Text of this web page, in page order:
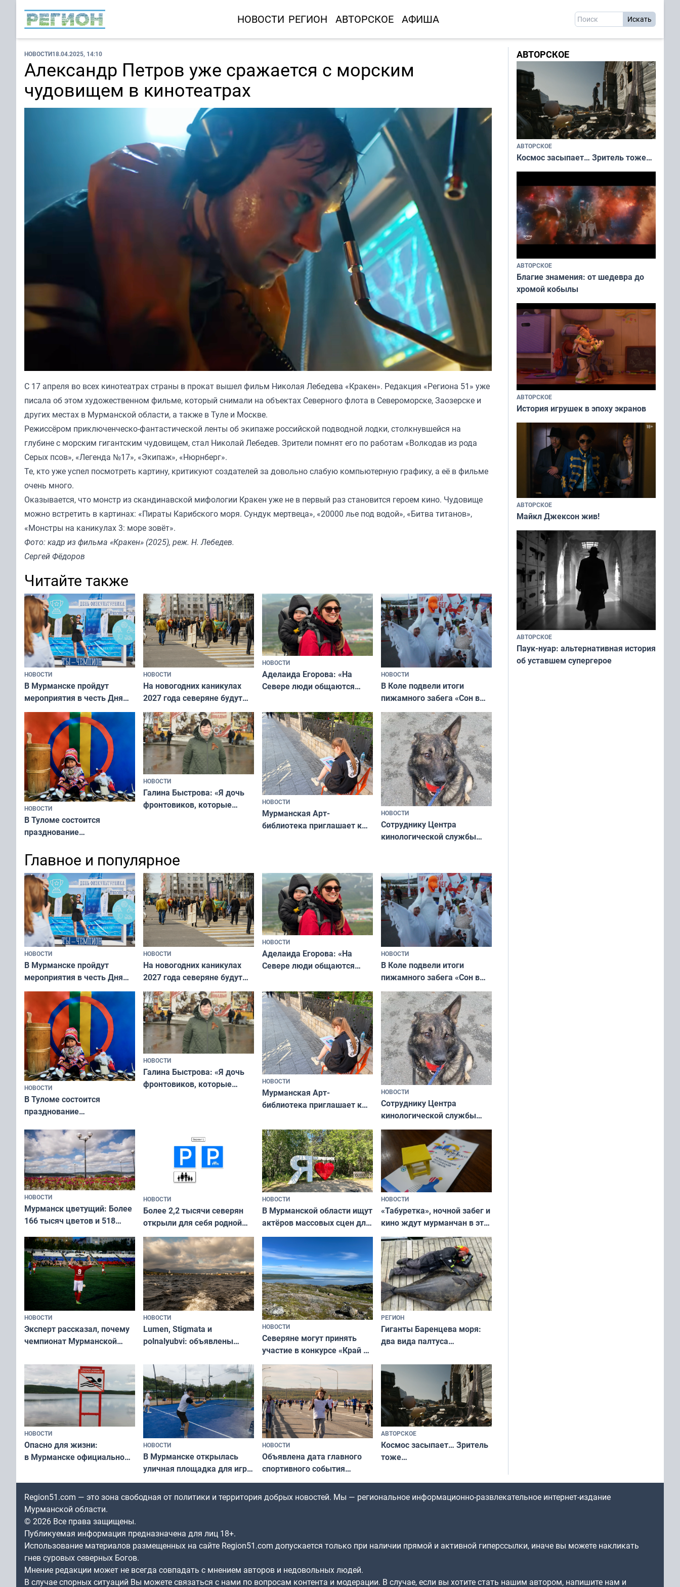
НОВОСТИ РЕГИОН АВТОРСКОЕ АФИША
НОВОСТИ18.04.2025, 14:10
Александр Петров уже сражается с морским
чудовищем в кинотеатрах
С 17 апреля во всех кинотеатрах страны в прокат вышел фильм Николая Лебедева «Кракен». Редакция «Региона 51» уже
писала об этом художественном фильме, который снимали на объектах Северного флота в Североморске, Заозерске и
других местах в Мурманской области, а также в Туле и Москве.
Режиссёром приключенческо-фантастической ленты об экипаже российской подводной лодки, столкнувшейся на
глубине с морским гигантским чудовищем, стал Николай Лебедев. Зрители помнят его по работам «Волкодав из рода
Серых псов», «Легенда №17», «Экипаж», «Нюрнберг».
Те, кто уже успел посмотреть картину, критикуют создателей за довольно слабую компьютерную графику, а её в фильме
очень много.
Оказывается, что монстр из скандинавской мифологии Кракен уже не в первый раз становится героем кино. Чудовище
можно встретить в картинах: «Пираты Карибского моря. Сундук мертвеца», «20000 лье под водой», «Битва титанов»,
«Монстры на каникулах 3: море зовёт».
Фото: кадр из фильма «Кракен» (2025), реж. Н. Лебедев.
Сергей Фёдоров
Читайте также
НОВОСТИ
В Мурманске пройдут
мероприятия в честь Дня
физкультурника
НОВОСТИ
На новогодних каникулах
2027 года северяне будут
отдыхать 11 дней
НОВОСТИ
Аделаида Егорова: «На
Севере люди общаются
а потому что
ты им интересен»
НОВОСТИ
В Коле подвели итоги
пижамного забега «Сон в
Олимпийскую ночь»
НОВОСТИ
В Туломе состоится
празднование
коренных народов мира
НОВОСТИ
Галина Быстрова: «Я дочь
фронтовиков, которые
НОВОСТИ
Мурманская Арт-
библиотека приглашает к
НОВОСТИ
Сотруднику Центра
кинологической службы
Главное и популярное
НОВОСТИ
В Мурманске пройдут
мероприятия в честь Дня
физкультурника
НОВОСТИ
На новогодних каникулах
2027 года северяне будут
отдыхать 11 дней
НОВОСТИ
Аделаида Егорова: «На
Севере люди общаются
а потому что
ты им интересен»
НОВОСТИ
В Коле подвели итоги
пижамного забега «Сон в
Олимпийскую ночь»
НОВОСТИ
В Туломе состоится
празднование
коренных народов мира
НОВОСТИ
Галина Быстрова: «Я дочь
фронтовиков, которые
НОВОСТИ
Мурманская Арт-
библиотека приглашает к
и фотографов
НОВОСТИ
Сотруднику Центра
кинологической службы
ищут новый дом
НОВОСТИ
Мурманск цветущий: Более
166 тысяч цветов и 518
НОВОСТИ
Более 2,2 тысячи северян
открыли для себя родной
край в рамках проекта
«Туризм для своих»
НОВОСТИ
В Мурманской области ищут
актёров массовых сцен для
съёмок в
короткометражном фильме
НОВОСТИ
«Табуретка», ночной забег и
кино ждут мурманчан в эти
выходные
НОВОСТИ
Эксперт рассказал, почему
чемпионат Мурманской
незамеченным
НОВОСТИ
Lumen, Stigmata и
polnalyubvi: объявлены
«Имандра» в 2026 года
НОВОСТИ
Северяне могут принять
участие в конкурсе «Край у
северной границы: фотогид
по Печенгскому округу»
РЕГИОН
Гиганты Баренцева моря:
два вида палтуса
НОВОСТИ
Опасно для жизни:
в Мурманске официально
в городских водоёмах
НОВОСТИ
В Мурманске открылась
уличная площадка для игры
в падел
НОВОСТИ
Объявлена дата главного
спортивного события
Заполярья: как зарождался
фестиваль «Гольфстрим»
АВТОРСКОЕ
Космос засыпает… Зритель
тоже…
АВТОРСКОЕ
АВТОРСКОЕ
Космос засыпает… Зритель тоже…
АВТОРСКОЕ
Благие знамения: от шедевра до
хромой кобылы
АВТОРСКОЕ
История игрушек в эпоху экранов
АВТОРСКОЕ
Майкл Джексон жив!
АВТОРСКОЕ
Паук-нуар: альтернативная история
об уставшем супергерое
Region51.com — это зона свободная от политики и территория добрых новостей. Мы — региональное информационно-развлекательное интернет-издание
Мурманской области.
© 2026 Все права защищены.
Публикуемая информация предназначена для лиц 18+.
Использование материалов размещенных на сайте Region51.com допускается только при наличии прямой и активной гиперссылки, иначе вы можете накликать
гнев суровых северных Богов.
Мнение редакции может не всегда совпадать с мнением авторов и недовольных людей.
В случае спорных ситуаций Вы можете связаться с нами по вопросам контента и модерации. В случае, если вы хотите стать нашим автором, напишите нам и